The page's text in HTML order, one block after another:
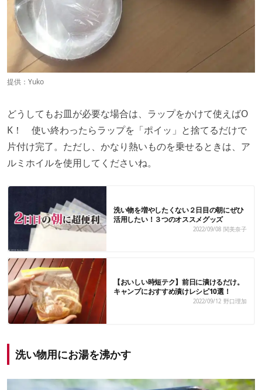
提供：Yuko
どうしてもお皿が必要な場合は、ラップをかけて使えばO
K！ 使い終わったらラップを「ポイッ」と捨てるだけで
片付け完了。ただし、かなり熱いものを乗せるときは、ア
ルミホイルを使用してくださいね。
洗い物を増やしたくない２日目の朝にぜひ
活用したい！３つのオススメグッズ
2022/09/08 関美奈子
【おいしい時短テク】前日に漬けるだけ。
キャンプにおすすめ漬けレシピ10選！
2022/09/12 野口理加
洗い物用にお湯を沸かす